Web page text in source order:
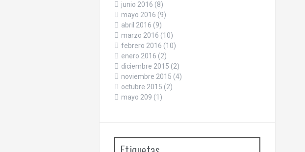
junio 2016 (8)
mayo 2016 (9)
abril 2016 (9)
marzo 2016 (10)
febrero 2016 (10)
enero 2016 (2)
diciembre 2015 (2)
noviembre 2015 (4)
octubre 2015 (2)
mayo 209 (1)